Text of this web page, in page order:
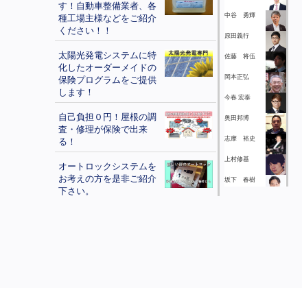
す！自動車整備業者、各
種工場主様などをご紹介
ください！！
太陽光発電システムに特
化したオーダーメイドの
保険プログラムをご提供
します！
自己負担０円！屋根の調
査・修理が保険で出来
る！
オートロックシステムを
お考えの方を是非ご紹介
下さい。
中谷 勇輝
原田義行
佐藤 将伍
岡本正弘
今春 宏泰
奥田邦博
志摩 裕史
上村修基
坂下 春樹